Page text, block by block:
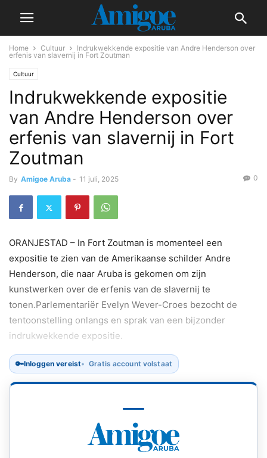
Home Cultuur
Indrukwekkende expositie van Andre Henderson over
erfenis van slavernij in Fort Zoutman
Cultuur
Indrukwekkende expositie
van Andre Henderson over
erfenis van slavernij in Fort
Zoutman
By Amigoe Aruba - 11 juli, 2025 0
ORANJESTAD – In Fort Zoutman is momenteel een
expositie te zien van de Amerikaanse schilder Andre
Henderson, die naar Aruba is gekomen om zijn
kunstwerken over de erfenis van de slavernij te
tonen.Parlementariër Evelyn Wever-Croes bezocht de
tentoonstelling onlangs en sprak van een bijzonder
indrukwekkende expositie.
🔑Inloggen vereist Gratis account volstaat